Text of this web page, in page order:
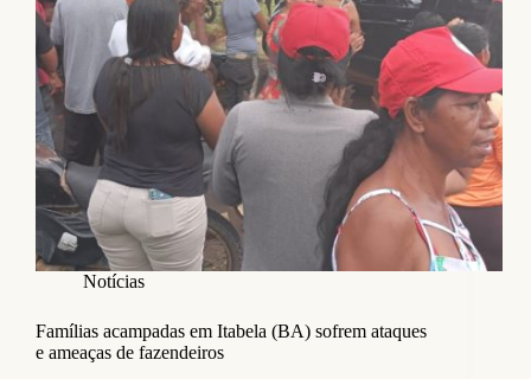
Notícias
Famílias acampadas em Itabela (BA) sofrem ataques
e ameaças de fazendeiros